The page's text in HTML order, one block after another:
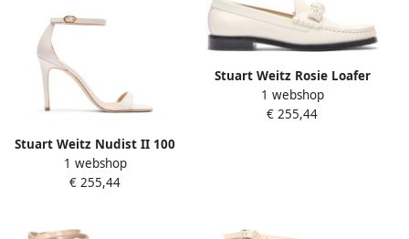
Stuart Weitz Nudist II 100
Sandal
1 webshop
€ 255,44
Stuart Weitz Rosie Loafer
1 webshop
€ 255,44